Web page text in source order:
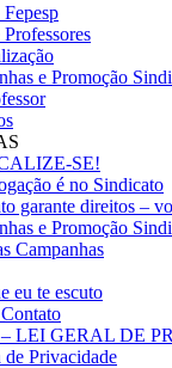
Professores
e Promoção
SE!
é no Sindicato
garante direitos –
e Promoção
Campanhas
eu te escuto
LEI GERAL DE
de Privacidade